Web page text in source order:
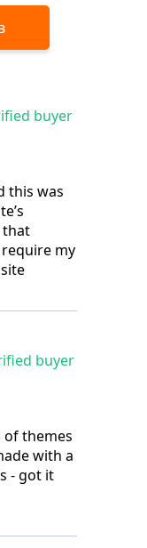
buyer
this was
that
my
buyer
of themes
with a
- got it